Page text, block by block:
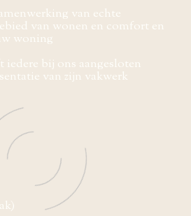
van echte
van wonen en comfort en
woning
bij ons aangesloten
van zijn vakwerk